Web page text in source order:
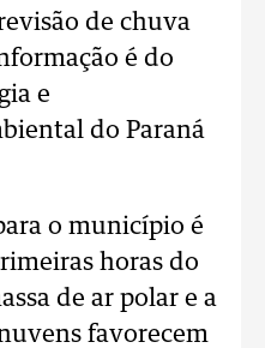
de chuva
é do
e
do Paraná
o município é
horas do
de ar polar e a
favorecem